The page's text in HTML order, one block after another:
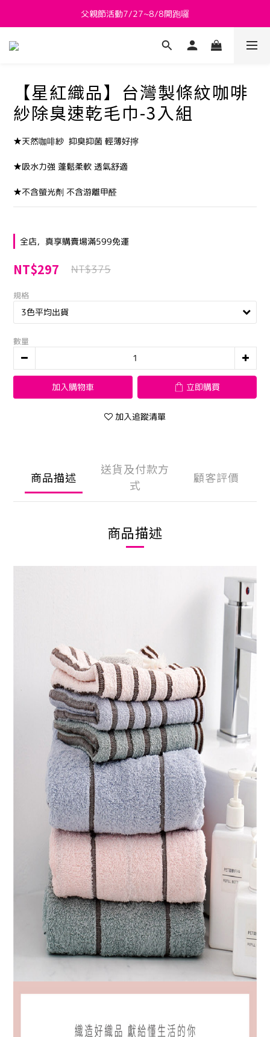
新會員送 $800購物金
【星紅織品】台灣製條紋咖啡
紗除臭速乾毛巾-3入組
★天然咖啡紗  抑臭抑菌 輕薄好擰
★吸水力強 蓬鬆柔軟 透氣舒適
★不含螢光劑 不含游離甲醛
全店，真享購賣場滿599免運
NT$297 NT$375
規格
數量
加入購物車 立即購買
加入追蹤清單
商品描述
送貨及付款方
式
顧客評價
商品描述